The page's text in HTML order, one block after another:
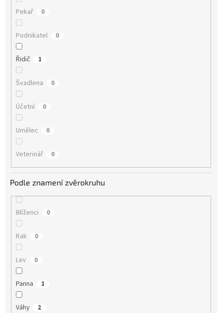
Pekař 0
Podnikatel 0
Řidič 1
Švadlena 0
Účetní 0
Umělec 0
Veterinář 0
Podle znamení zvěrokruhu
Blíženci 0
Rak 0
Lev 0
Panna 1
Váhy 2